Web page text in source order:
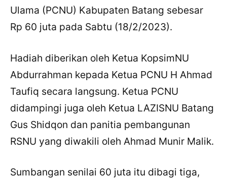
Ulama (PCNU) Kabupaten Batang sebesar
Rp 60 juta pada Sabtu (18/2/2023).
Hadiah diberikan oleh Ketua KopsimNU
Abdurrahman kepada Ketua PCNU H Ahmad
Taufiq secara langsung. Ketua PCNU
didampingi juga oleh Ketua LAZISNU Batang
Gus Shidqon dan panitia pembangunan
RSNU yang diwakili oleh Ahmad Munir Malik.
Sumbangan senilai 60 juta itu dibagi tiga,